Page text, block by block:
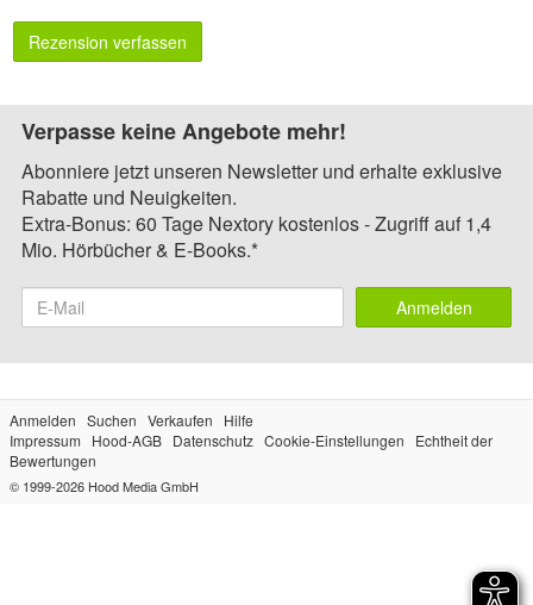
Rezension verfassen
Verpasse keine Angebote mehr!
Abonniere jetzt unseren Newsletter und erhalte exklusive
Rabatte und Neuigkeiten.
Extra-Bonus: 60 Tage Nextory kostenlos - Zugriff auf 1,4
Mio. Hörbücher & E-Books.*
Anmelden
Anmelden Suchen Verkaufen
Hilfe
Impressum
Hood-AGB Datenschutz Cookie-Einstellungen
Echtheit der
Bewertungen
© 1999-2026 Hood Media GmbH